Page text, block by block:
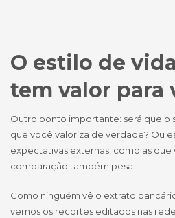
O estilo de
tem valor para
Outro ponto importante: será que o
que você valoriza de verdade? Ou
expectativas externas, como as que
comparação também pesa.
Como ninguém vê o extrato
vemos os recortes editados nas